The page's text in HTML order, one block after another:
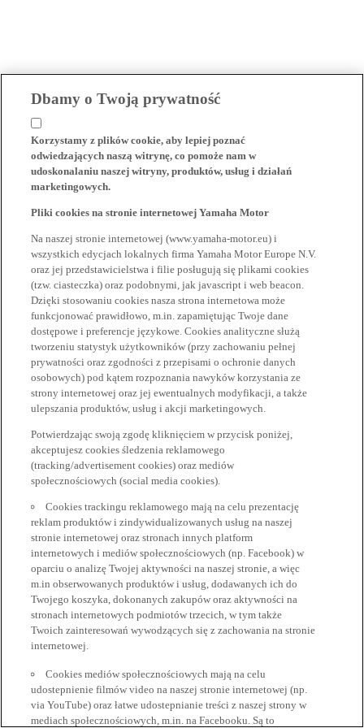
Dbamy o Twoją prywatność
Korzystamy z plików cookie, aby lepiej poznać
odwiedzających naszą witrynę, co pomoże nam w
udoskonalaniu naszej witryny, produktów, usług i działań
marketingowych.
Pliki cookies na stronie internetowej Yamaha Motor
Na naszej stronie internetowej (www.yamaha-motor.eu) i
wszystkich edycjach lokalnych firma Yamaha Motor Europe N.V.
oraz jej przedstawicielstwa i filie posługują się plikami cookies
(tzw. ciasteczka) oraz podobnymi, jak javascript i web beacon.
Dzięki stosowaniu cookies nasza strona internetowa może
funkcjonować prawidłowo, m.in. zapamiętując Twoje dane
dostępowe i preferencje językowe. Cookies analityczne służą
tworzeniu statystyk użytkowników (przy zachowaniu pełnej
prywatności oraz zgodności z przepisami o ochronie danych
osobowych) pod kątem rozpoznania nawyków korzystania ze
strony internetowej oraz jej ewentualnych modyfikacji, a także
ulepszania produktów, usług i akcji marketingowych.
Potwierdzając swoją zgodę kliknięciem w przycisk poniżej,
akceptujesz cookies śledzenia reklamowego
(tracking/advertisement cookies) oraz mediów
społecznościowych (social media cookies).
Cookies trackingu reklamowego mają na celu prezentację
reklam produktów i zindywidualizowanych usług na naszej
stronie internetowej oraz stronach innych platform
internetowych i mediów społecznościowych (np. Facebook) w
oparciu o analizę Twojej aktywności na naszej stronie, a więc
m.in obserwowanych produktów i usług, dodawanych ich do
Twojego koszyka, dokonanych zakupów oraz aktywności na
stronach internetowych podmiotów trzecich, w tym także
Twoich zainteresowań wywodzących się z zachowania na stronie
internetowej.
Cookies mediów społecznościowych mają na celu
udostepnienie filmów video na naszej stronie internetowej (np.
via YouTube) oraz łatwe udostepnianie treści z naszej strony w
mediach społecznościowych, m.in. na Facebooku. Są to